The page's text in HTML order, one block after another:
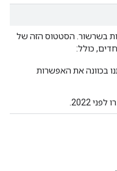
בשרשור. הסטטוס הזה של
כולל:
בכוונה את האפשרות
2022.